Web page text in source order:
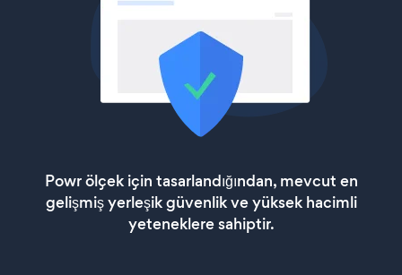
Powr ölçek için tasarlandığından, mevcut en
gelişmiş yerleşik güvenlik ve yüksek hacimli
yeteneklere sahiptir.